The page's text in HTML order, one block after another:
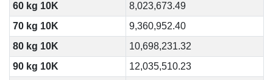
60 kg 10K
8,023,673.49
70 kg 10K
9,360,952.40
80 kg 10K
10,698,231.32
90 kg 10K
12,035,510.23